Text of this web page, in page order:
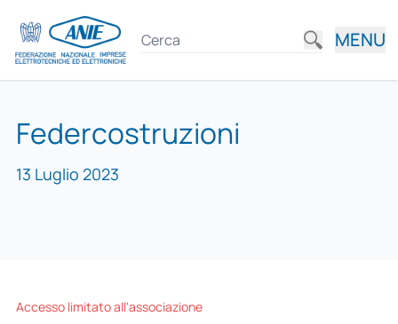
MENU
Federcostruzioni
13 Luglio 2023
Accesso limitato all'associazione